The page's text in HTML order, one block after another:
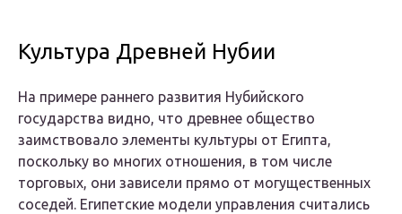
Культура Древней Нубии
На примере раннего развития Нубийского
государства видно, что древнее общество
заимствовало элементы культуры от Египта,
поскольку во многих отношения, в том числе
торговых, они зависели прямо от могущественных
соседей. Египетские модели управления считались